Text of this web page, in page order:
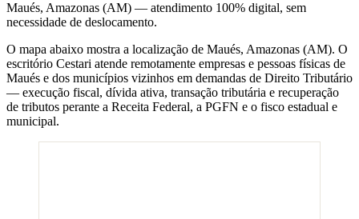
Maués, Amazonas (AM) — atendimento 100% digital, sem
necessidade de deslocamento.
O mapa abaixo mostra a localização de Maués, Amazonas (AM). O
escritório Cestari atende remotamente empresas e pessoas físicas de
Maués e dos municípios vizinhos em demandas de Direito Tributário
— execução fiscal, dívida ativa, transação tributária e recuperação
de tributos perante a Receita Federal, a PGFN e o fisco estadual e
municipal.